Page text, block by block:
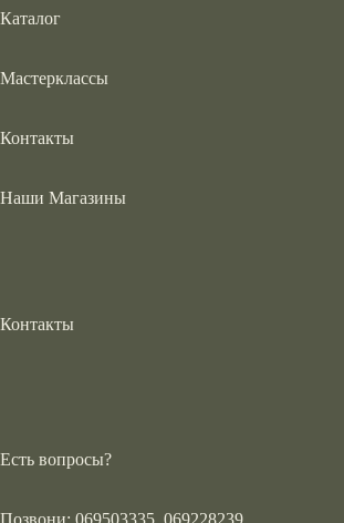
Каталог
Мастерклассы
Контакты
Наши Магазины
Контакты
Есть вопросы?